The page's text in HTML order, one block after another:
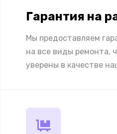
Гарантия на
Мы предоставляем
на все виды ремонта,
уверены в качестве